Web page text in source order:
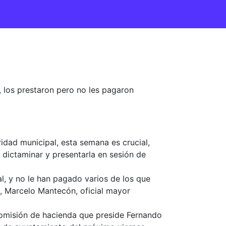
prestaron pero no les pagaron
municipal, esta semana es crucial,
y presentarla en sesión de
y no le han pagado varios de los que
Marcelo Mantecón, oficial mayor
de hacienda que preside Fernando